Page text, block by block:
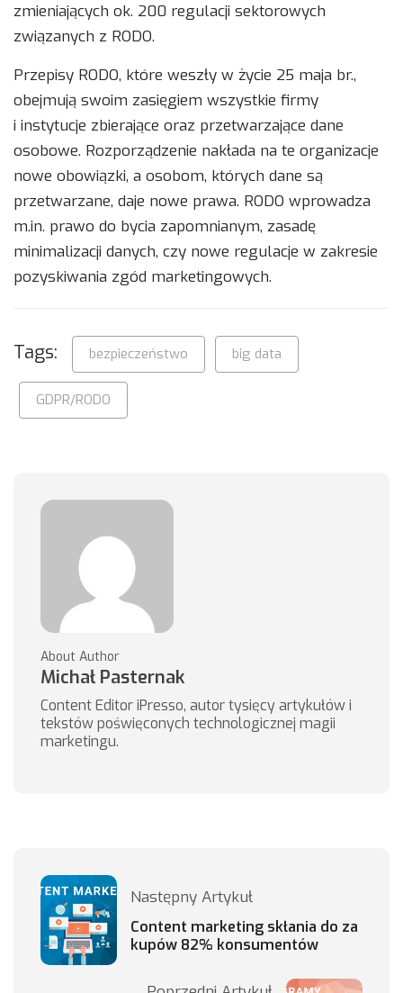
zmieniających ok. 200 regulacji sektorowych
związanych z RODO.
Przepisy RODO, które weszły w życie 25 maja br.,
obejmują swoim zasięgiem wszystkie firmy
i instytucje zbierające oraz przetwarzające dane
osobowe. Rozporządzenie nakłada na te organizacje
nowe obowiązki, a osobom, których dane są
przetwarzane, daje nowe prawa. RODO wprowadza
m.in. prawo do bycia zapomnianym, zasadę
minimalizacji danych, czy nowe regulacje w zakresie
pozyskiwania zgód marketingowych.
Tags: bezpieczeństwo big data
GDPR/RODO
About Author
Michał Pasternak
Content Editor iPresso, autor tysięcy artykułów i
tekstów poświęconych technologicznej magii
marketingu.
Następny Artykuł
Content marketing skłania do za
kupów 82% konsumentów